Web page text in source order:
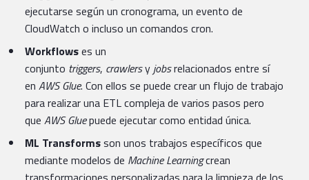
ejecutarse según un cronograma, un evento de
CloudWatch o incluso un comandos cron.
Workflowses un
conjunto triggers, crawlersyjobsrelacionados entre sí
en AWS Glue. Con ellos se puede crear un flujo de trabajo
para realizar una ETL compleja de varios pasos pero
que AWS Gluepuede ejecutar como entidad única.
ML Transformsson unos trabajos específicos que
mediante modelos de Machine Learningcrean